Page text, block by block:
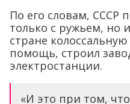
По его словам, СССР
только с ружьем, но
стране
помощь, строил
электростанции.
«И это при том,